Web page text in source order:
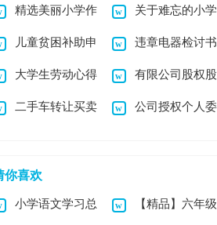
教育心得体会(15篇)
精选美丽小学作
3篇
关于难忘的小学
作文三篇
儿童贫困补助申 违章电器检讨书
15篇
大学生劳动心得
会
有限公司股权股
份转让协议书
二手车转让买卖 公司授权个人委
你喜欢
小学语文学习总 【精品】六年级